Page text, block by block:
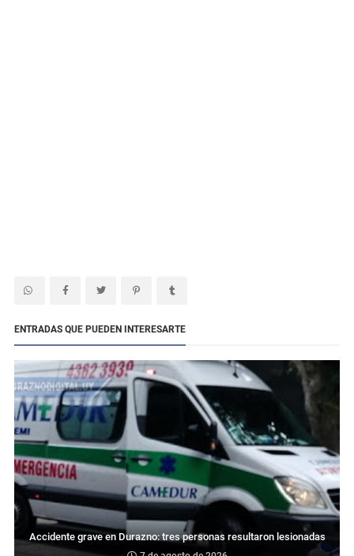
ENTRADAS QUE PUEDEN INTERESARTE
Accidente grave en Durazno: tres personas resultaron lesionadas